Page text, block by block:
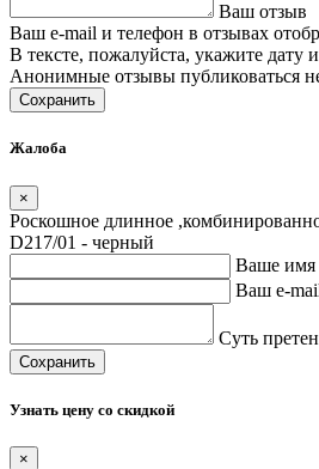
Ваш отзыв
Ваш e-mail и телефон в отзывах
В тексте, пожалуйста, укажите дату
Анонимные отзывы публиковаться
Сохранить
Жалоба
×
Роскошное длинное
D217/01 - черный
Ваше имя
Ваш e-
Суть
Сохранить
Узнать цену со скидкой
×